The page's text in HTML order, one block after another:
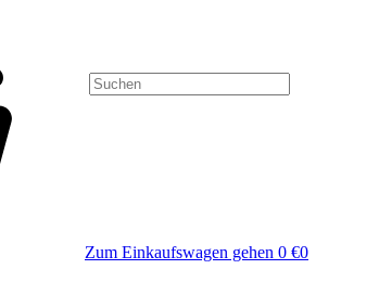
Zum Einkaufswagen gehen 0 €0